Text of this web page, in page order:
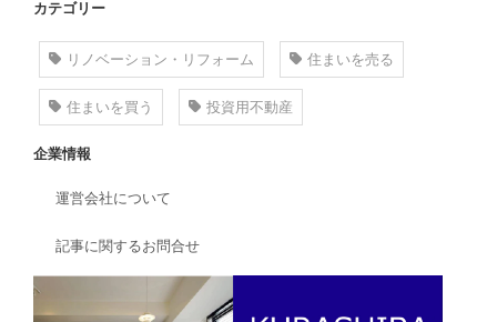
カテゴリー
リノベーション・リフォーム 住まいを売る
住まいを買う 投資用不動産
企業情報
運営会社について
記事に関するお問合せ